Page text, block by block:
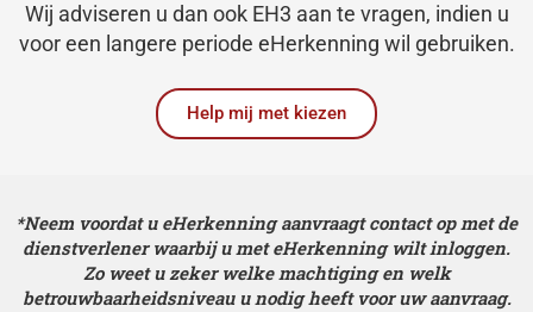
Wij adviseren u dan ook EH3 aan te vragen, indien u
voor een langere periode eHerkenning wil gebruiken.
Help mij met kiezen
*Neem voordat u eHerkenning aanvraagt contact op met de
dienstverlener waarbij u met eHerkenning wilt inloggen.
Zo weet u zeker welke machtiging en welk
betrouwbaarheidsniveau u nodig heeft voor uw aanvraag.